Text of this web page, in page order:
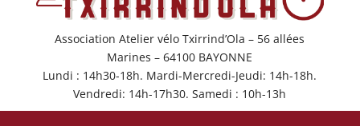
Association Atelier vélo Txirrind’Ola – 56 allées
Marines – 64100 BAYONNE
Lundi : 14h30-18h. Mardi-Mercredi-Jeudi: 14h-18h.
Vendredi: 14h-17h30. Samedi : 10h-13h